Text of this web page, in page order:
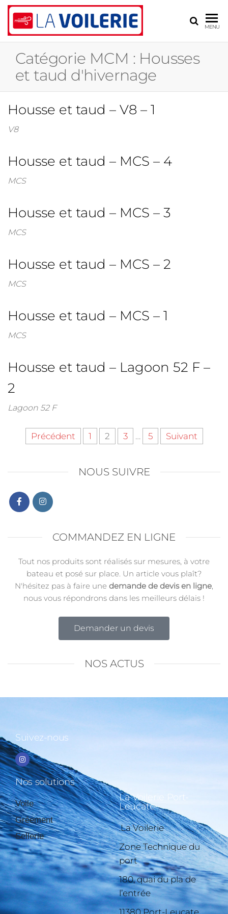
VOILERIE
– BLR
ASSOCIÉS
MENU
Catégorie MCM : Housses
et taud d'hivernage
Housse et taud – V8 – 1
V8
Housse et taud – MCS – 4
MCS
Housse et taud – MCS – 3
MCS
Housse et taud – MCS – 2
MCS
Housse et taud – MCS – 1
MCS
Housse et taud – Lagoon 52 F –
2
Lagoon 52 F
Précédent 1 2 3 … 5 Suivant
NOUS SUIVRE
COMMANDEZ EN LIGNE
Tout nos produits sont réalisés sur mesures, à votre
bateau et posé sur place. Un article vous plaît?
N'hésitez pas à faire une demande de devis en ligne,
nous vous répondrons dans les meilleurs délais !
Demander un devis
NOS ACTUS
Suivez-nous
Nos solutions
Voile
Gréement
Sellerie
La Voilerie Port-
Leucate
.La Voilerie
Zone Technique du
port
180, quai du pla de
l’entrée
11380 Port-Leucate